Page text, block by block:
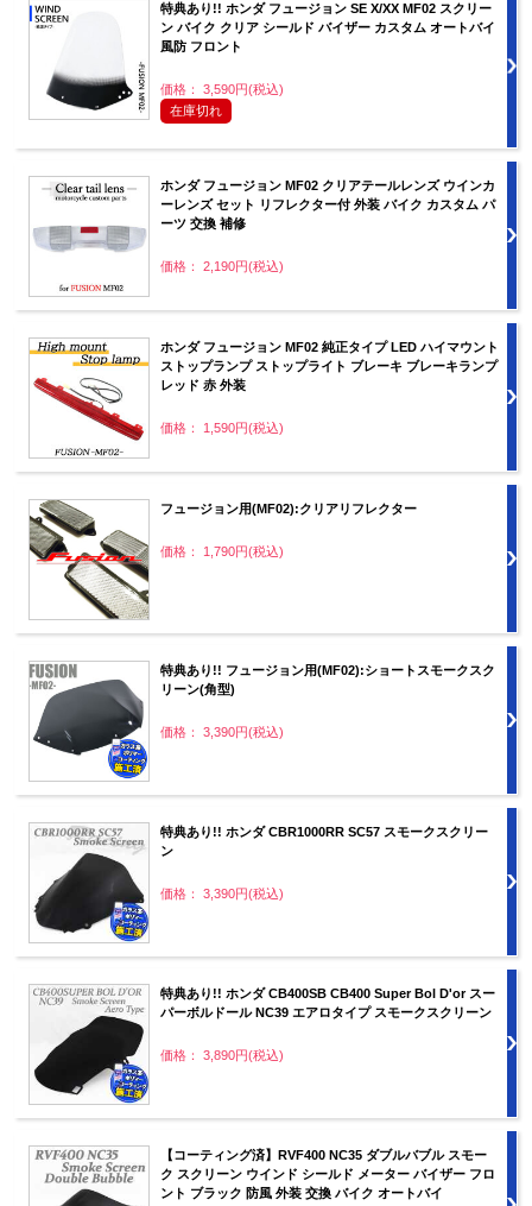
特典あり!! ホンダ フュージョン SE X/XX MF02 スクリー
ン バイク クリア シールド バイザー カスタム オートバイ
風防 フロント
価格： 3,590円(税込)
在庫切れ
ホンダ フュージョン MF02 クリアテールレンズ ウインカ
ーレンズ セット リフレクター付 外装 バイク カスタム パ
ーツ 交換 補修
価格： 2,190円(税込)
ホンダ フュージョン MF02 純正タイプ LED ハイマウント
ストップランプ ストップライト ブレーキ ブレーキランプ
レッド 赤 外装
価格： 1,590円(税込)
フュージョン用(MF02):クリアリフレクター
価格： 1,790円(税込)
特典あり!! フュージョン用(MF02):ショートスモークスク
リーン(角型)
価格： 3,390円(税込)
特典あり!! ホンダ CBR1000RR SC57 スモークスクリー
ン
価格： 3,390円(税込)
特典あり!! ホンダ CB400SB CB400 Super Bol D'or スー
パーボルドール NC39 エアロタイプ スモークスクリーン
価格： 3,890円(税込)
【コーティング済】RVF400 NC35 ダブルバブル スモー
ク スクリーン ウインド シールド メーター バイザー フロ
ント ブラック 防風 外装 交換 バイク オートバイ